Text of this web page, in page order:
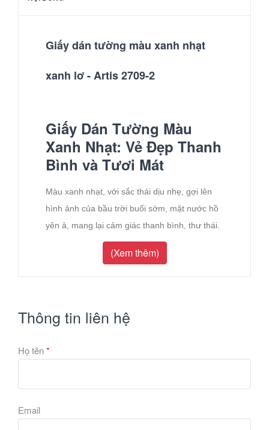
Giấy dán tường màu xanh nhạt
xanh lơ - Artis 2709-2
Giấy Dán Tường Màu
Xanh Nhạt: Vẻ Đẹp Thanh
Bình và Tươi Mát
Màu xanh nhạt, với sắc thái dịu nhẹ, gợi lên
hình ảnh của bầu trời buổi sớm, mặt nước hồ
yên ả, mang lại cảm giác thanh bình, thư thái.
Giấy dán tường màu xanh nhạt
chọn tuyệt vời để kiến tạo nên một không gian
Xanh Nhạt Được Ưa Chuộng?
nhạt có khả năng làm dịu tâm trạng, giảm
tông màu lý tưởng cho phòng ngủ hoặc những
(Xem thêm)
Thông tin liên hệ
Họ tên*
Email